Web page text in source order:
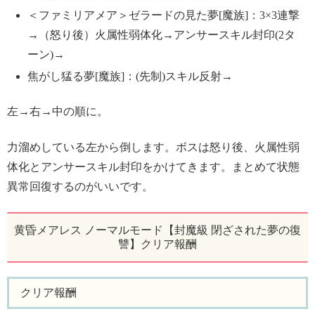
＜ファミリアメア＞ゼラードの見た夢[魔族]：3×3連撃
→（怒り後）火属性弱体化→アンサースキル封印(2タ
ーン)→
焦がし猛る夢[魔族]：(先制)スキル反射→
左→右→中の順に。
力溜めしている左から倒します。ボスは怒り後、火属性弱
体化とアンサースキル封印をかけてきます。まとめて状態
異常回復するのがいいです。
黄昏メアレス ノーマルモード【封魔級 閉ざされた夢の復
讐】クリア報酬
クリア報酬